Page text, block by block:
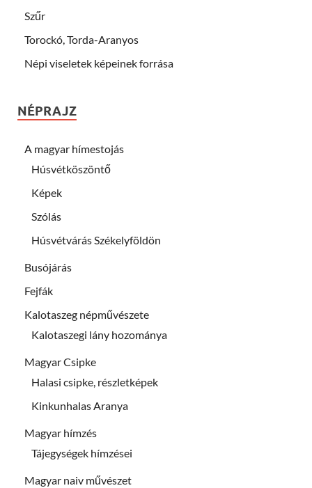
Szűr
Torockó, Torda-Aranyos
Népi viseletek képeinek forrása
NÉPRAJZ
A magyar hímestojás
Húsvétköszöntő
Képek
Szólás
Húsvétvárás Székelyföldön
Busójárás
Fejfák
Kalotaszeg népművészete
Kalotaszegi lány hozománya
Magyar Csipke
Halasi csipke, részletképek
Kinkunhalas Aranya
Magyar hímzés
Tájegységek hímzései
Magyar naiv művészet